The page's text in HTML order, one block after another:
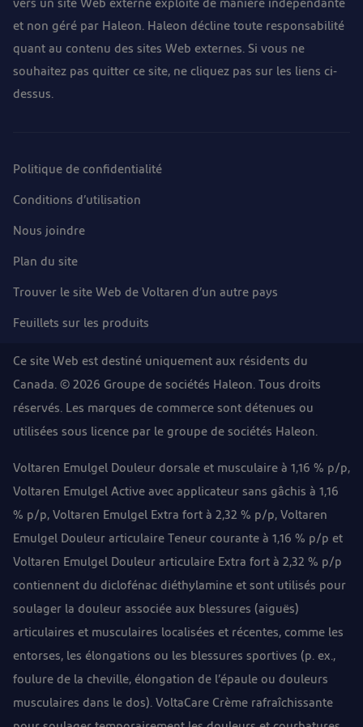
vers un site Web externe exploité de manière indépendante
et non géré par Haleon. Haleon décline toute responsabilité
quant au contenu des sites Web externes. Si vous ne
souhaitez pas quitter ce site, ne cliquez pas sur les liens ci-
dessus.
Politique de confidentialité
Conditions d’utilisation
Nous joindre
Plan du site
Trouver le site Web de Voltaren d’un autre pays
Feuillets sur les produits
Ce site Web est destiné uniquement aux résidents du
Canada. © 2026 Groupe de sociétés Haleon. Tous droits
réservés. Les marques de commerce sont détenues ou
utilisées sous licence par le groupe de sociétés Haleon.
Voltaren Emulgel Douleur dorsale et musculaire à 1,16 % p/p,
Voltaren Emulgel Active avec applicateur sans gâchis à 1,16
% p/p, Voltaren Emulgel Extra fort à 2,32 % p/p, Voltaren
Emulgel Douleur articulaire Teneur courante à 1,16 % p/p et
Voltaren Emulgel Douleur articulaire Extra fort à 2,32 % p/p
contiennent du diclofénac diéthylamine et sont utilisés pour
soulager la douleur associée aux blessures (aiguës)
articulaires et musculaires localisées et récentes, comme les
entorses, les élongations ou les blessures sportives (p. ex.,
foulure de la cheville, élongation de l’épaule ou douleurs
musculaires dans le dos). VoltaCare Crème rafraîchissante